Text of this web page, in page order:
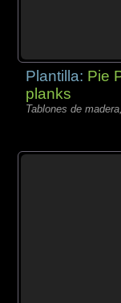
Plantilla: Pie
planks
Tablones de